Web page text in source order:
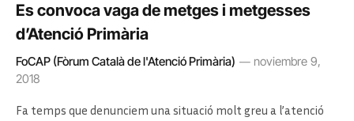
Es convoca vaga de metges i metgesses
d’Atenció Primària
FoCAP (Fòrum Català de l'Atenció Primària)
noviembre 9,
2018
Fa temps que denunciem una situació molt greu a l’atenció